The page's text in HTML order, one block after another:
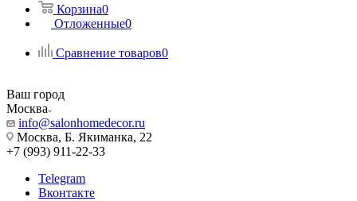
Корзина0
Отложенные0
Сравнение товаров0
Ваш город
Москва
info@salonhomedecor.ru
Москва, Б. Якиманка, 22
+7 (993) 911-22-33
Telegram
Вконтакте